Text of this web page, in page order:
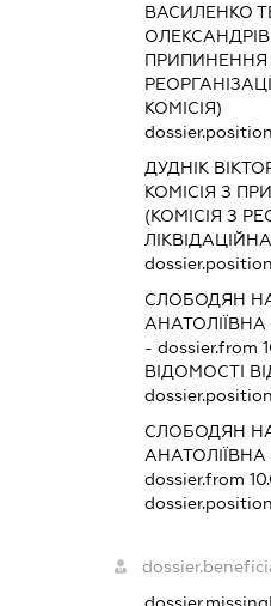
ВАСИЛЕНКО
ПРИПИНЕННЯ
КОМІСІЯ)
ДУДНІК
КОМІСІЯ З
(КОМІСІЯ З
СЛОБОДЯН
АНАТОЛІЇВНА
- dossier.from
ВІДОМОСТІ
СЛОБОДЯН
АНАТОЛІЇВНА
dossier.from